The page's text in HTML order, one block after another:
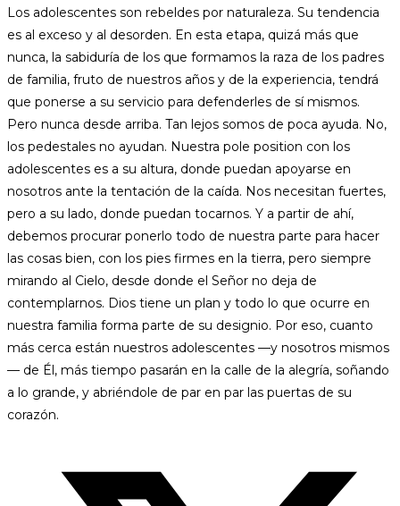
Los adolescentes son rebeldes por naturaleza. Su tendencia
es al exceso y al desorden. En esta etapa, quizá más que
nunca, la sabiduría de los que formamos la raza de los padres
de familia, fruto de nuestros años y de la experiencia, tendrá
que ponerse a su servicio para defenderles de sí mismos.
Pero nunca desde arriba. Tan lejos somos de poca ayuda. No,
los pedestales no ayudan. Nuestra pole position con los
adolescentes es a su altura, donde puedan apoyarse en
nosotros ante la tentación de la caída. Nos necesitan fuertes,
pero a su lado, donde puedan tocarnos. Y a partir de ahí,
debemos procurar ponerlo todo de nuestra parte para hacer
las cosas bien, con los pies firmes en la tierra, pero siempre
mirando al Cielo, desde donde el Señor no deja de
contemplarnos. Dios tiene un plan y todo lo que ocurre en
nuestra familia forma parte de su designio. Por eso, cuanto
más cerca están nuestros adolescentes —y nosotros mismos
— de Él, más tiempo pasarán en la calle de la alegría, soñando
a lo grande, y abriéndole de par en par las puertas de su
corazón.